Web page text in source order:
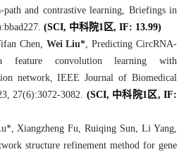
path and contrastive learning, Briefings in
(SCI, 中科院1区, IF: 13.99)
Chen, Wei Liu*, Predicting CircRNA-
feature convolution learning with
network, IEEE Journal of Biomedical
27(6):3072-3082. (SCI, 中科院1区, IF:
Xiangzheng Fu, Ruiqing Sun, Li Yang,
structure refinement method for gene